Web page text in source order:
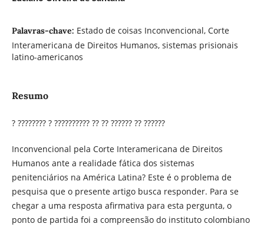
Palavras-chave: Estado de coisas Inconvencional, Corte
Interamericana de Direitos Humanos, sistemas prisionais
latino-americanos
Resumo
? ???????? ? ?????????? ?? ?? ?????? ?? ??????
Inconvencional pela Corte Interamericana de Direitos
Humanos ante a realidade fática dos sistemas
penitenciários na América Latina? Este é o problema de
pesquisa que o presente artigo busca responder. Para se
chegar a uma resposta afirmativa para esta pergunta, o
ponto de partida foi a compreensão do instituto colombiano